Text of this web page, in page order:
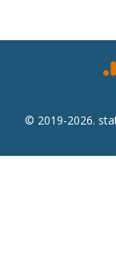
© 2019-2026.